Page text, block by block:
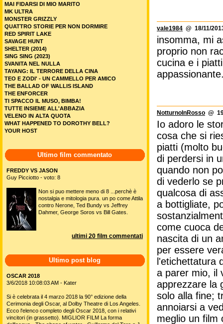
vale1984 @ 18/11/
insomma, mi
proprio non
cucina e i
NotturnoInRosso @
Io adoro le
cosa che si
piatti (molto
di perdersi in
quando non
di vederlo se
qualcosa di
a bottigliate,
come cuoca
nascita di un
per essere
l'etichettatura
a parer mio, il
apprezzare la
solo alla fine;
annoiarsi a
meglio un film
MAI FIDARSI DI MIO MARITO
MK ULTRA
MONSTER GRIZZLY
QUATTRO STORIE PER NON DORMIRE
RED SPIRIT LAKE
SAVAGE HUNT
SHELTER (2014)
SING SING (2023)
SVANITA NEL NULLA
TAYANG: IL TERRORE DELLA CINA
TEO E ZODI' - UN CAMMELLO PER AMICO
THE BALLAD OF WALLIS ISLAND
THE ENFORCER
TI SPACCO IL MUSO, BIMBA!
TUTTE INSIEME ALL'ABBAZIA
VELENO IN ALTA QUOTA
WHAT HAPPENED TO DOROTHY BELL?
YOUR HOST
Ultimo film commentato
FREDDY VS JASON
Guy Picciotto - voto: 8
Non si puo mettere meno di 8 ...perchè è
nostalgia e mitologia pura. un po come Attila
contro Nerone, Ted Bundy vs Jeffrey
Dahmer, George Soros vs Bill Gates.
ultimi 20 film commentati
Ultimo post blog
OSCAR 2018
3/6/2018 10:08:03 AM - Kater
Si è celebrata il 4 marzo 2018 la 90° edizione della
Cerimonia degli Oscar, al Dolby Theatre di Los Angeles.
Ecco l'elenco completo degli Oscar 2018, con i relativi
vincitori (in grassetto). MIGLIOR FILM La forma